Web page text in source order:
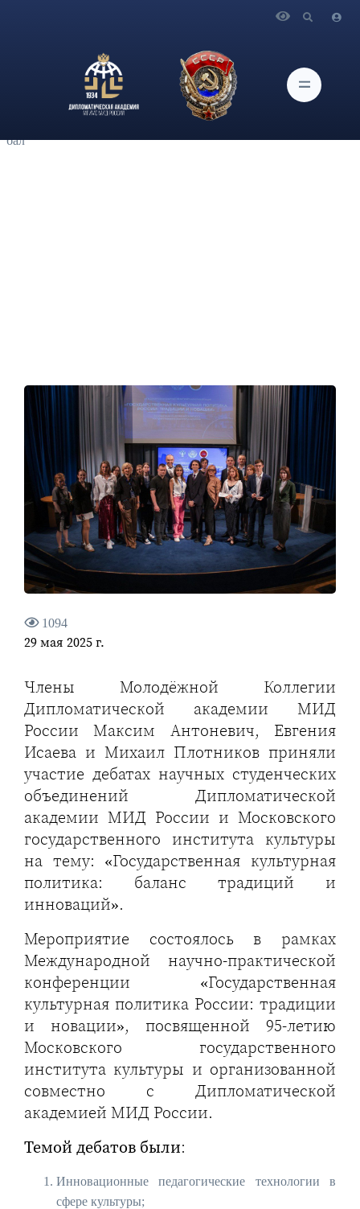
МИД России приняли участие дебатах научных
студенческих объединений Дипломатической академии
МИД России и Московского государственного института
культуры на тему: «Государственная культурная политика:
бал
1094
29 мая 2025 г.
Члены Молодёжной Коллегии
Дипломатической академии МИД
России Максим Антоневич, Евгения
Исаева и Михаил Плотников приняли
участие дебатах научных студенческих
объединений Дипломатической
академии МИД России и Московского
государственного института культуры
на тему: «Государственная культурная
политика: баланс традиций и
инноваций».
Мероприятие состоялось в рамках
Международной научно-практической
конференции «Государственная
культурная политика России: традиции
и новации», посвященной 95-летию
Московского государственного
института культуры и организованной
совместно с Дипломатической
академией МИД России.
Темой дебатов были:
Инновационные педагогические технологии в
сфере культуры;